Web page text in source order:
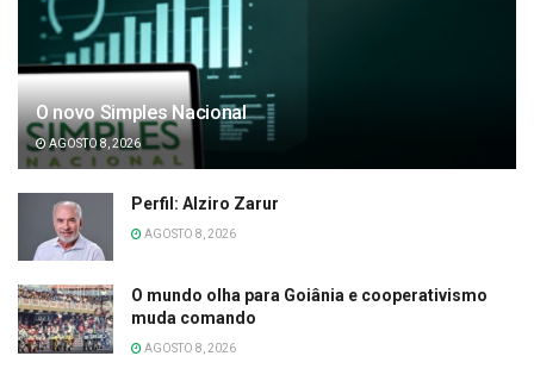
O novo Simples Nacional
AGOSTO 8, 2026
Perfil: Alziro Zarur
AGOSTO 8, 2026
O mundo olha para Goiânia e cooperativismo
muda comando
AGOSTO 8, 2026